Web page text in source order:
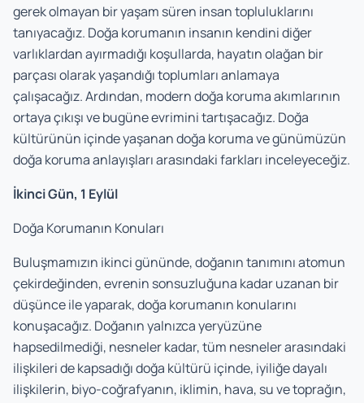
gerek olmayan bir yaşam süren insan topluluklarını
tanıyacağız. Doğa korumanın insanın kendini diğer
varlıklardan ayırmadığı koşullarda, hayatın olağan bir
parçası olarak yaşandığı toplumları anlamaya
çalışacağız. Ardından, modern doğa koruma akımlarının
ortaya çıkışı ve bugüne evrimini tartışacağız. Doğa
kültürünün içinde yaşanan doğa koruma ve günümüzün
doğa koruma anlayışları arasındaki farkları inceleyeceğiz.
İkinci Gün, 1 Eylül
Doğa Korumanın Konuları
Buluşmamızın ikinci gününde, doğanın tanımını atomun
çekirdeğinden, evrenin sonsuzluğuna kadar uzanan bir
düşünce ile yaparak, doğa korumanın konularını
konuşacağız. Doğanın yalnızca yeryüzüne
hapsedilmediği, nesneler kadar, tüm nesneler arasındaki
ilişkileri de kapsadığı doğa kültürü içinde, iyiliğe dayalı
ilişkilerin, biyo-coğrafyanın, iklimin, hava, su ve toprağın,